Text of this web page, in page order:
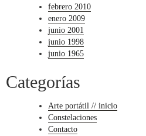
febrero 2010
enero 2009
junio 2001
junio 1998
junio 1965
Categorías
Arte portátil // inicio
Constelaciones
Contacto